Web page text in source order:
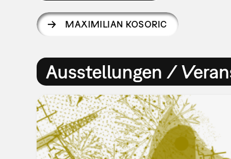
MAXIMILIAN KOSORIC
Ausstellungen /